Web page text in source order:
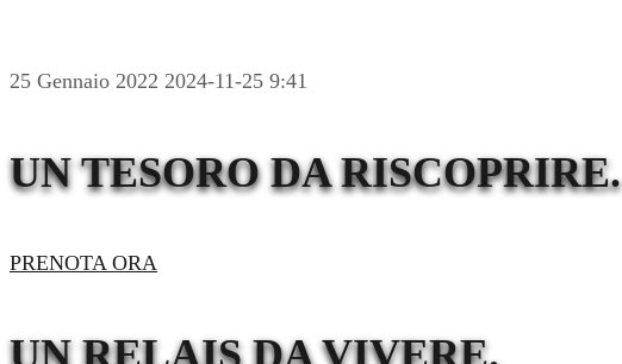
25 Gennaio 2022 2024-11-25 9:41
UN TESORO DA RISCOPRIRE.
PRENOTA ORA
UN RELAIS DA VIVERE.